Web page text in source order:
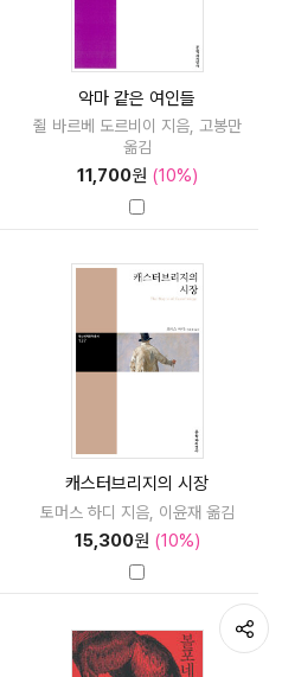
악마 같은 여인들
쥘 바르베 도르비이 지음, 고봉만
옮김
11,700원 (10%)
캐스터브리지의 시장
토머스 하디 지음, 이윤재 옮김
15,300원 (10%)